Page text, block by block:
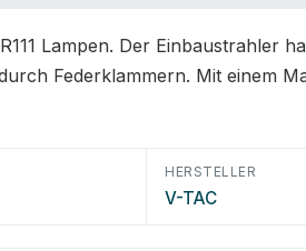
Lampen. Der Einbaustrahler
Federklammern. Mit einem
HERSTELLER
V-TAC